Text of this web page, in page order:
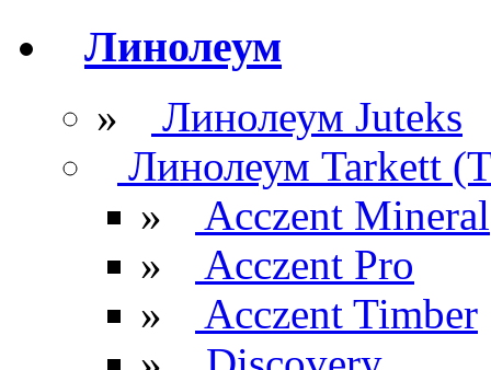
Линолеум
»
Линолеум Juteks
Линолеум Tarkett
»
Acczent Mineral
»
Acczent Pro
»
Acczent Timber